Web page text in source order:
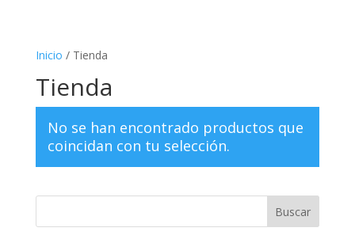
Inicio / Tienda
Tienda
No se han encontrado productos que
coincidan con tu selección.
Buscar